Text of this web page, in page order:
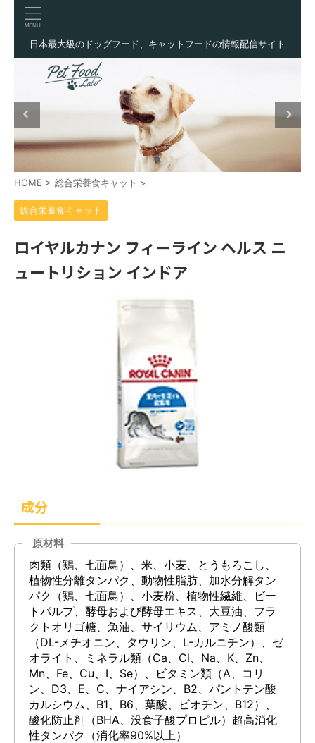
日本最大級のドッグフード、キャットフードの情報配信サイト
HOME > 総合栄養食キャット >
総合栄養食キャット
ロイヤルカナン フィーライン ヘルス ニ
ュートリション インドア
成分
原材料
肉類（鶏、七面鳥）、米、小麦、とうもろこし、
植物性分離タンパク、動物性脂肪、加水分解タン
パク（鶏、七面鳥）、小麦粉、植物性繊維、ビー
トパルプ、酵母および酵母エキス、大豆油、フラ
クトオリゴ糖、魚油、サイリウム、アミノ酸類
（DL-メチオニン、タウリン、L-カルニチン）、ゼ
オライト、ミネラル類（Ca、Cl、Na、K、Zn、
Mn、Fe、Cu、I、Se）、ビタミン類（A、コリ
ン、D3、E、C、ナイアシン、B2、パントテン酸
カルシウム、B1、B6、葉酸、ビオチン、B12）、
酸化防止剤（BHA、没食子酸プロピル）超高消化
性タンパク（消化率90%以上）